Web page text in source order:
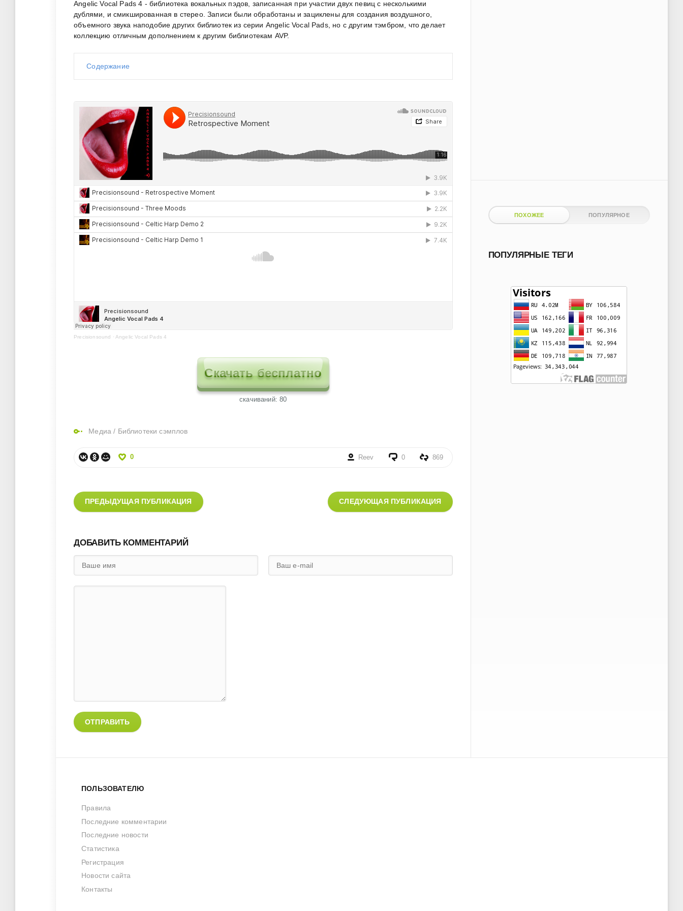
Angelic Vocal Pads 4 - библиотека вокальных пэдов, записанная при участии двух певиц с несколькими
дублями, и смикшированная в стерео. Записи были обработаны и зациклены для создания воздушного,
объемного звука наподобие других библиотек из серии Angelic Vocal Pads, но с другим тэмбром, что делает
коллекцию отличным дополнением к другим библиотекам AVP.
Содержание
Precisionsound · Angelic Vocal Pads 4
Скачать бесплатно
cкачиваний: 80
Медиа / Библиотеки сэмплов
0 Reev 0 869
ПРЕДЫДУЩАЯ ПУБЛИКАЦИЯ СЛЕДУЮЩАЯ ПУБЛИКАЦИЯ
ДОБАВИТЬ КОММЕНТАРИЙ
ОТПРАВИТЬ
ПОХОЖЕЕ ПОПУЛЯРНОЕ
ПОПУЛЯРНЫЕ ТЕГИ
ПОЛЬЗОВАТЕЛЮ
Правила
Последние комментарии
Последние новости
Статистика
Регистрация
Новости сайта
Контакты